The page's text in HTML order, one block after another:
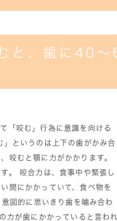
と、歯に40
「咬む」行為に意識を向ける
」というのは上下の歯がかみ合
咬むと顎に力がかかります。
。 咬合力は、食事中や緊張し
間にかかっていて、食べ物を
図的に思いきり歯を噛み合わ
力が歯にかかっていると言われ